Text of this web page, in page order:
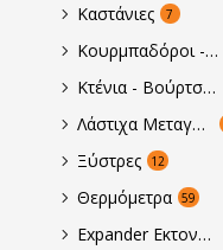
Καστάνιες 7
Κουρμπαδόροι - Ελατήρια & Διαμόρφωση Σωλήνων
Κτένια - Βούρτσες στοιχείων
Λάστιχα Μεταγγίσεως - Κενού
Ξύστρες 12
Θερμόμετρα 59
Expander Εκτονωτές - Ταφαδόροι - Πρέσες